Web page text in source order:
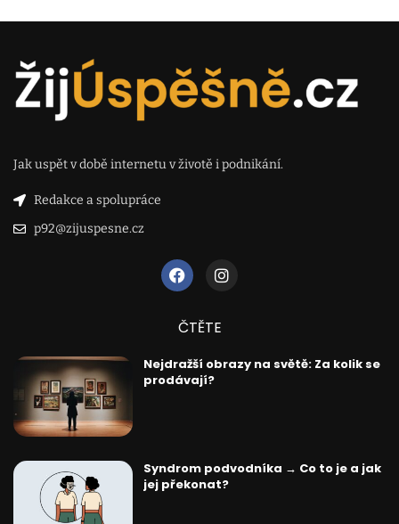
Jak uspět v době internetu v životě i podnikání.
Redakce a spolupráce
p92@zijuspesne.cz
ČTĚTE
Nejdražší obrazy na světě: Za kolik se
prodávají?
Syndrom podvodníka → Co to je a jak
jej překonat?